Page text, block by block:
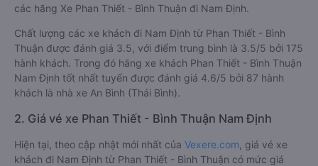
các hãng Xe Phan Thiết - Bình Thuận đi Nam Định.
Chất lượng các xe khách đi Nam Định từ Phan Thiết - Bình
Thuận được đánh giá 3.5, với điểm trung bình là 3.5/5 bởi 175
hành khách. Trong đó hãng xe khách Phan Thiết - Bình Thuận
Nam Định tốt nhất tuyến được đánh giá 4.6/5 bởi 87 hành
khách là nhà xe An Bình (Thái Bình).
2. Giá vé xe Phan Thiết - Bình Thuận Nam Định
Hiện tại, theo cập nhật mới nhất của Vexere.com , giá vé xe
khách đi Nam Định từ Phan Thiết - Bình Thuận có mức giá